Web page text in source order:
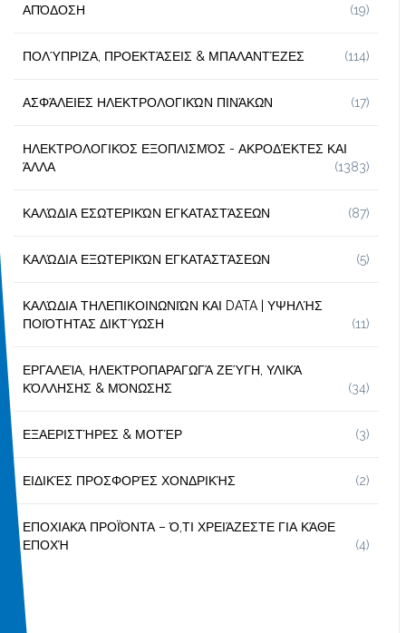
ΑΠΌΔΟΣΗ
(19)
ΠΟΛΎΠΡΙΖΑ, ΠΡΟΕΚΤΆΣΕΙΣ & ΜΠΑΛΑΝΤΈΖΕΣ (114)
ΑΣΦΆΛΕΙΕΣ ΗΛΕΚΤΡΟΛΟΓΙΚΏΝ ΠΙΝΆΚΩΝ (17)
ΗΛΕΚΤΡΟΛΟΓΙΚΌΣ ΕΞΟΠΛΙΣΜΌΣ - ΑΚΡΟΔΈΚΤΕΣ ΚΑΙ
ΆΛΛΑ
(1383)
ΚΑΛΏΔΙΑ ΕΣΩΤΕΡΙΚΏΝ ΕΓΚΑΤΑΣΤΆΣΕΩΝ (87)
ΚΑΛΏΔΙΑ ΕΞΩΤΕΡΙΚΏΝ ΕΓΚΑΤΑΣΤΆΣΕΩΝ (5)
ΚΑΛΏΔΙΑ ΤΗΛΕΠΙΚΟΙΝΩΝΙΏΝ ΚΑΙ DATA | ΥΨΗΛΉΣ
ΠΟΙΌΤΗΤΑΣ ΔΙΚΤΎΩΣΗ
(11)
ΕΡΓΑΛΕΊΑ, ΗΛΕΚΤΡΟΠΑΡΑΓΩΓΆ ΖΕΎΓΗ, ΥΛΙΚΆ
ΚΌΛΛΗΣΗΣ & ΜΌΝΩΣΗΣ
(34)
ΕΞΑΕΡΙΣΤΉΡΕΣ & ΜΟΤΈΡ (3)
ΕΙΔΙΚΈΣ ΠΡΟΣΦΟΡΈΣ ΧΟΝΔΡΙΚΉΣ (2)
ΕΠΟΧΙΑΚΆ ΠΡΟΪΌΝΤΑ – Ό,ΤΙ ΧΡΕΙΆΖΕΣΤΕ ΓΙΑ ΚΆΘΕ
ΕΠΟΧΉ
(4)